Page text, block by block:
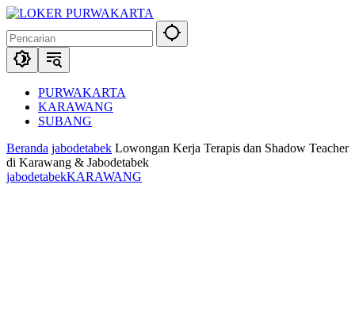
Langsung
konten
PURWAKARTA
KARAWANG
SUBANG
Beranda jabodetabek Lowongan Kerja Terapis dan Shadow Teacher
di Karawang & Jabodetabek
jabodetabekKARAWANG